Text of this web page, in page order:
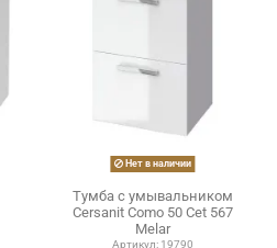
Нет в наличии
Тумба с умывальником
Cersanit Como 50 Cet 567
Melar
Артикул: 19790